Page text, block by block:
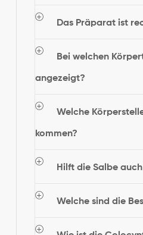
Das Präparat ist
Bei welchen
angezeigt?
Welche
kommen?
Hilft die Salbe
Welche sind die